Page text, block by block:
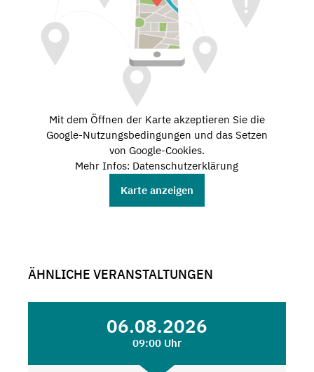
Mit dem Öffnen der Karte akzeptieren Sie die
Google-Nutzungsbedingungen und das Setzen
von Google-Cookies.
Mehr Infos: Datenschutzerklärung
Karte anzeigen
ÄHNLICHE VERANSTALTUNGEN
06.08.2026
09:00 Uhr